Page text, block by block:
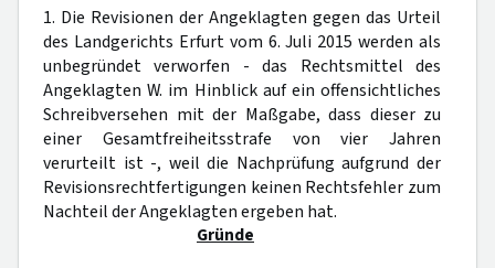
1. Die Revisionen der Angeklagten gegen das Urteil
des Landgerichts Erfurt vom 6. Juli 2015 werden als
unbegründet verworfen - das Rechtsmittel des
Angeklagten W. im Hinblick auf ein offensichtliches
Schreibversehen mit der Maßgabe, dass dieser zu
einer Gesamtfreiheitsstrafe von vier Jahren
verurteilt ist -, weil die Nachprüfung aufgrund der
Revisionsrechtfertigungen keinen Rechtsfehler zum
Nachteil der Angeklagten ergeben hat.
Gründe